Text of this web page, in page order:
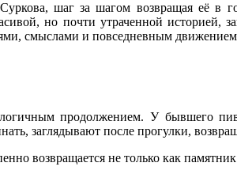
шаг за шагом возвращая её
но почти утраченной историей,
смыслами и повседневным
продолжением. У бывшего
заглядывают после прогулки,
возвращается не только как